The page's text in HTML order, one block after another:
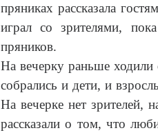
пряниках рассказала
играл со зрителями,
пряников.
На вечерку раньше ходили
собрались и дети, и
На вечерке нет зрителей,
рассказали о том, что